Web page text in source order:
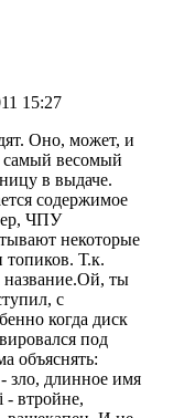
15:27
Оно, может, и
самый весомый
в выдаче.
содержимое
ЧПУ
некоторые
Т.к.
название.Ой, ты
с
когда диск
под
объяснять:
зло, длинное имя
- втройне,